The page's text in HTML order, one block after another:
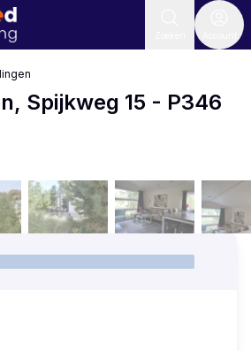
Spijkweg 15 - P346